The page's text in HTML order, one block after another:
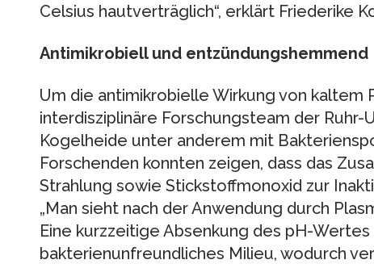
Celsius hautverträglich“, erklärt Friederike
Antimikrobiell und entzündungshemmend
Um die antimikrobielle Wirkung von kaltem
interdisziplinäre Forschungsteam der Ruhr-
Kogelheide unter anderem mit
Forschenden konnten zeigen, dass das
Strahlung sowie Stickstoffmonoxid zur
„Man sieht nach der Anwendung durch
Eine kurzzeitige Absenkung des pH-
bakterienunfreundliches Milieu, wodurch